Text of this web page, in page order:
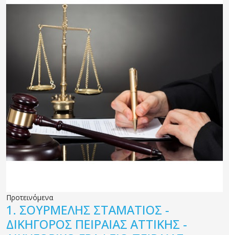
Προτεινόμενα
1. ΣΟΥΡΜΕΛΗΣ ΣΤΑΜΑΤΙΟΣ -
ΔΙΚΗΓΟΡΟΣ ΠΕΙΡΑΙΑΣ ΑΤΤΙΚΗΣ -